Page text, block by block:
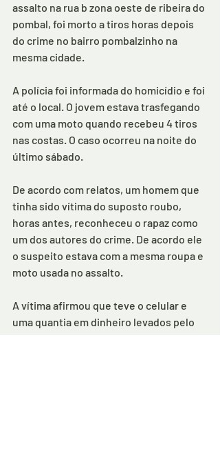
assalto na rua b zona oeste de ribeira do
pombal, foi morto a tiros horas depois
do crime no bairro pombalzinho na
mesma cidade.
A polícia foi informada do homicídio e foi
até o local. O jovem estava trasfegando
com uma moto quando recebeu 4 tiros
nas costas. O caso ocorreu na noite do
último sábado.
De acordo com relatos, um homem que
tinha sido vítima do suposto roubo,
horas antes, reconheceu o rapaz como
um dos autores do crime. De acordo ele
o suspeito estava com a mesma roupa e
moto usada no assalto.
A vítima afirmou que teve o celular e
uma quantia em dinheiro levados pelo